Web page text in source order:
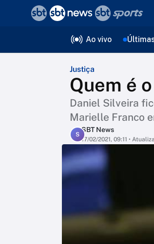
Ao vivo
Justiça
Quem é
Daniel Silveira
Marielle Franco
S
SBT News
17/02/2021, 09:11 •
voltar
Editorias